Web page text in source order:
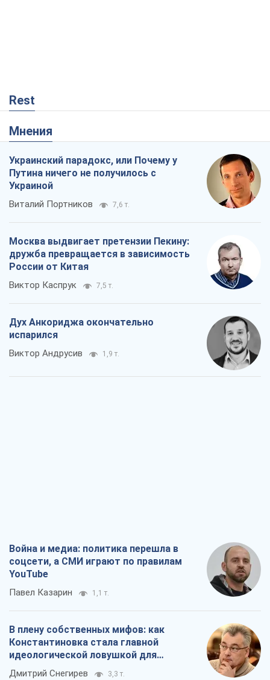
Rest
Мнения
Украинский парадокс, или Почему у
Путина ничего не получилось с
Украиной
Виталий Портников 7,6 т.
Москва выдвигает претензии Пекину:
дружба превращается в зависимость
России от Китая
Виктор Каспрук 7,5 т.
Дух Анкориджа окончательно
испарился
Виктор Андрусив 1,9 т.
Война и медиа: политика перешла в
соцсети, а СМИ играют по правилам
YouTube
Павел Казарин 1,1 т.
В плену собственных мифов: как
Константиновка стала главной
идеологической ловушкой для
российских оккупантов
Дмитрий Снегирев 3,3 т.